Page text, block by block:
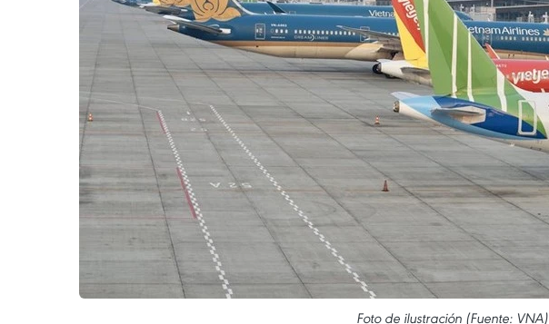
Foto de ilustración (Fuente: VNA)